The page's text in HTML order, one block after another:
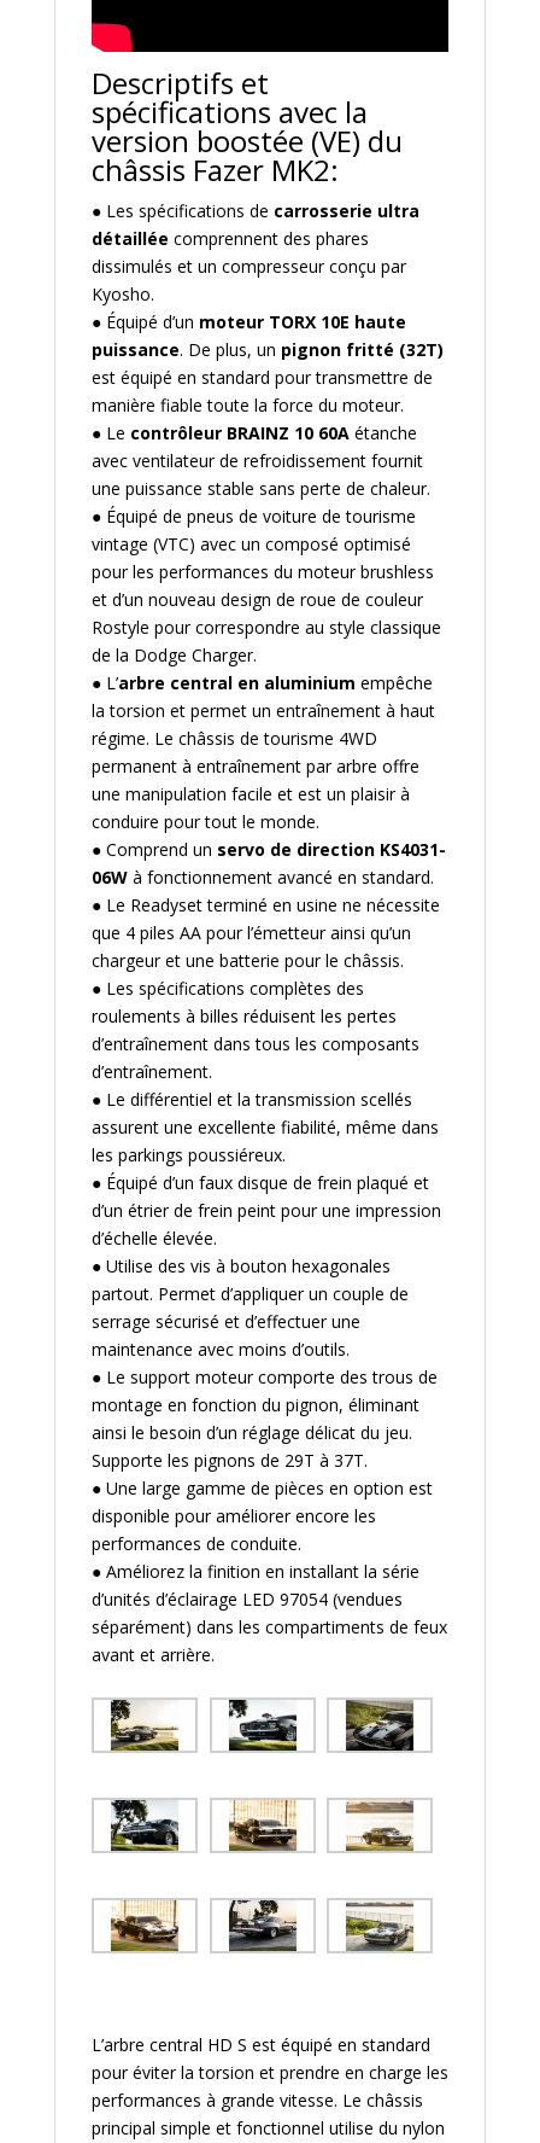
Descriptifs et
spécifications avec la
version boostée (VE) du
châssis Fazer MK2:
● Les spécifications de carrosserie ultra
détaillée comprennent des phares
dissimulés et un compresseur conçu par
Kyosho.
● Équipé d’un moteur TORX 10E haute
puissance. De plus, un pignon fritté (32T)
est équipé en standard pour transmettre de
manière fiable toute la force du moteur.
● Le contrôleur BRAINZ 10 60Aétanche
avec ventilateur de refroidissement fournit
une puissance stable sans perte de chaleur.
● Équipé de pneus de voiture de tourisme
vintage (VTC) avec un composé optimisé
pour les performances du moteur brushless
et d’un nouveau design de roue de couleur
Rostyle pour correspondre au style classique
de la Dodge Charger.
● L’arbre central en aluminium empêche
la torsion et permet un entraînement à haut
régime. Le châssis de tourisme 4WD
permanent à entraînement par arbre offre
une manipulation facile et est un plaisir à
conduire pour tout le monde.
● Comprend un servo de direction KS4031-
06Wà fonctionnement avancé en standard.
● Le Readyset terminé en usine ne nécessite
que 4 piles AA pour l’émetteur ainsi qu’un
chargeur et une batterie pour le châssis.
● Les spécifications complètes des
roulements à billes réduisent les pertes
d’entraînement dans tous les composants
d’entraînement.
● Le différentiel et la transmission scellés
assurent une excellente fiabilité, même dans
les parkings poussiéreux.
● Équipé d’un faux disque de frein plaqué et
d’un étrier de frein peint pour une impression
d’échelle élevée.
● Utilise des vis à bouton hexagonales
partout. Permet d’appliquer un couple de
serrage sécurisé et d’effectuer une
maintenance avec moins d’outils.
● Le support moteur comporte des trous de
montage en fonction du pignon, éliminant
ainsi le besoin d’un réglage délicat du jeu.
Supporte les pignons de 29T à 37T.
● Une large gamme de pièces en option est
disponible pour améliorer encore les
performances de conduite.
● Améliorez la finition en installant la série
d’unités d’éclairage LED 97054 (vendues
séparément) dans les compartiments de feux
avant et arrière.
L’arbre central HD S est équipé en standard
pour éviter la torsion et prendre en charge les
performances à grande vitesse. Le châssis
principal simple et fonctionnel utilise du nylon